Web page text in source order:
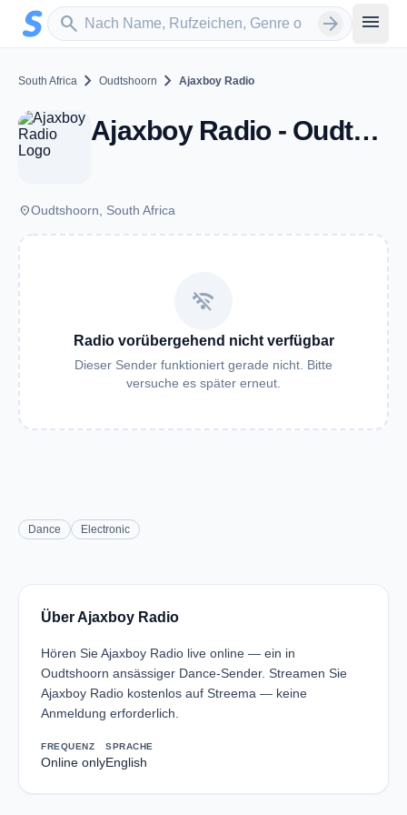
Zum Hauptinhalt springen
search
Sender suchen arrow_forward menu
South Africa chevron_right Oudtshoorn chevron_right Ajaxboy Radio
Ajaxboy Radio - Oudtshoorn
placeOudtshoorn, South Africa
wifi_off
Radio vorübergehend nicht verfügbar
Dieser Sender funktioniert gerade nicht. Bitte
versuche es später erneut.
Dance Electronic
Über Ajaxboy Radio
Hören Sie Ajaxboy Radio live online — ein in
Oudtshoorn ansässiger Dance-Sender. Streamen Sie
Ajaxboy Radio kostenlos auf Streema — keine
Anmeldung erforderlich.
FREQUENZ
Online only
SPRACHE
English